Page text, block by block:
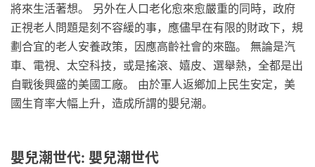
將來生活著想。 另外在人口老化愈來愈嚴重的同時，政府
正視老人問題是刻不容緩的事，應儘早在有限的財政下，規
劃合宜的老人安養政策，因應高齡社會的來臨。 無論是汽
車、電視、太空科技，或是搖滾、嬉皮、選舉熱，全都是出
自戰後興盛的美國工廠。 由於軍人返鄉加上民生安定，美
國生育率大幅上升，造成所謂的嬰兒潮。
嬰兒潮世代: 嬰兒潮世代